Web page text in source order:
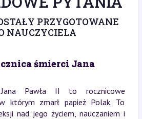
PRZYGOTOWANE
NAUCZYCIELA
śmierci Jana
Jana Pawła II to rocznicowe
którym zmarł papież Polak. To
nad jego życiem, nauczaniem i